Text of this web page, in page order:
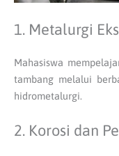
1. Metalurgi
Mahasiswa
tambang melalui
hidrometalurgi.
2. Korosi dan